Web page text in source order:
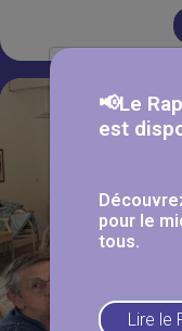
📢Le
est
pour le
tous.
Lire le